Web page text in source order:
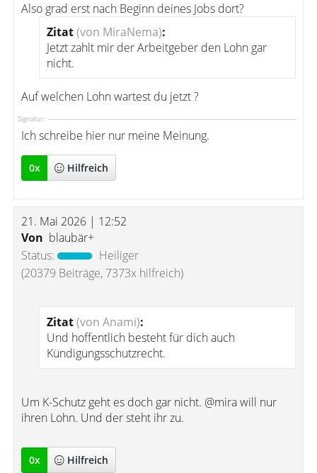
Also grad erst nach Beginn deines Jobs dort?
Zitat(von MiraNema):
Jetzt zahlt mir der Arbeitgeber den Lohn gar
nicht.
Auf welchen Lohn wartest du jetzt ?
Signatur:
Ich schreibe hier nur meine Meinung.
0x Hilfreich
21. Mai 2026 | 12:52
Von blaubär+
Status:
Heiliger
(20379 Beiträge, 7373x hilfreich)
Zitat(von Anami):
Und hoffentlich besteht für dich auch
Kündigungsschutzrecht.
Um K-Schutz geht es doch gar nicht. @mira will nur
ihren Lohn. Und der steht ihr zu.
0x Hilfreich